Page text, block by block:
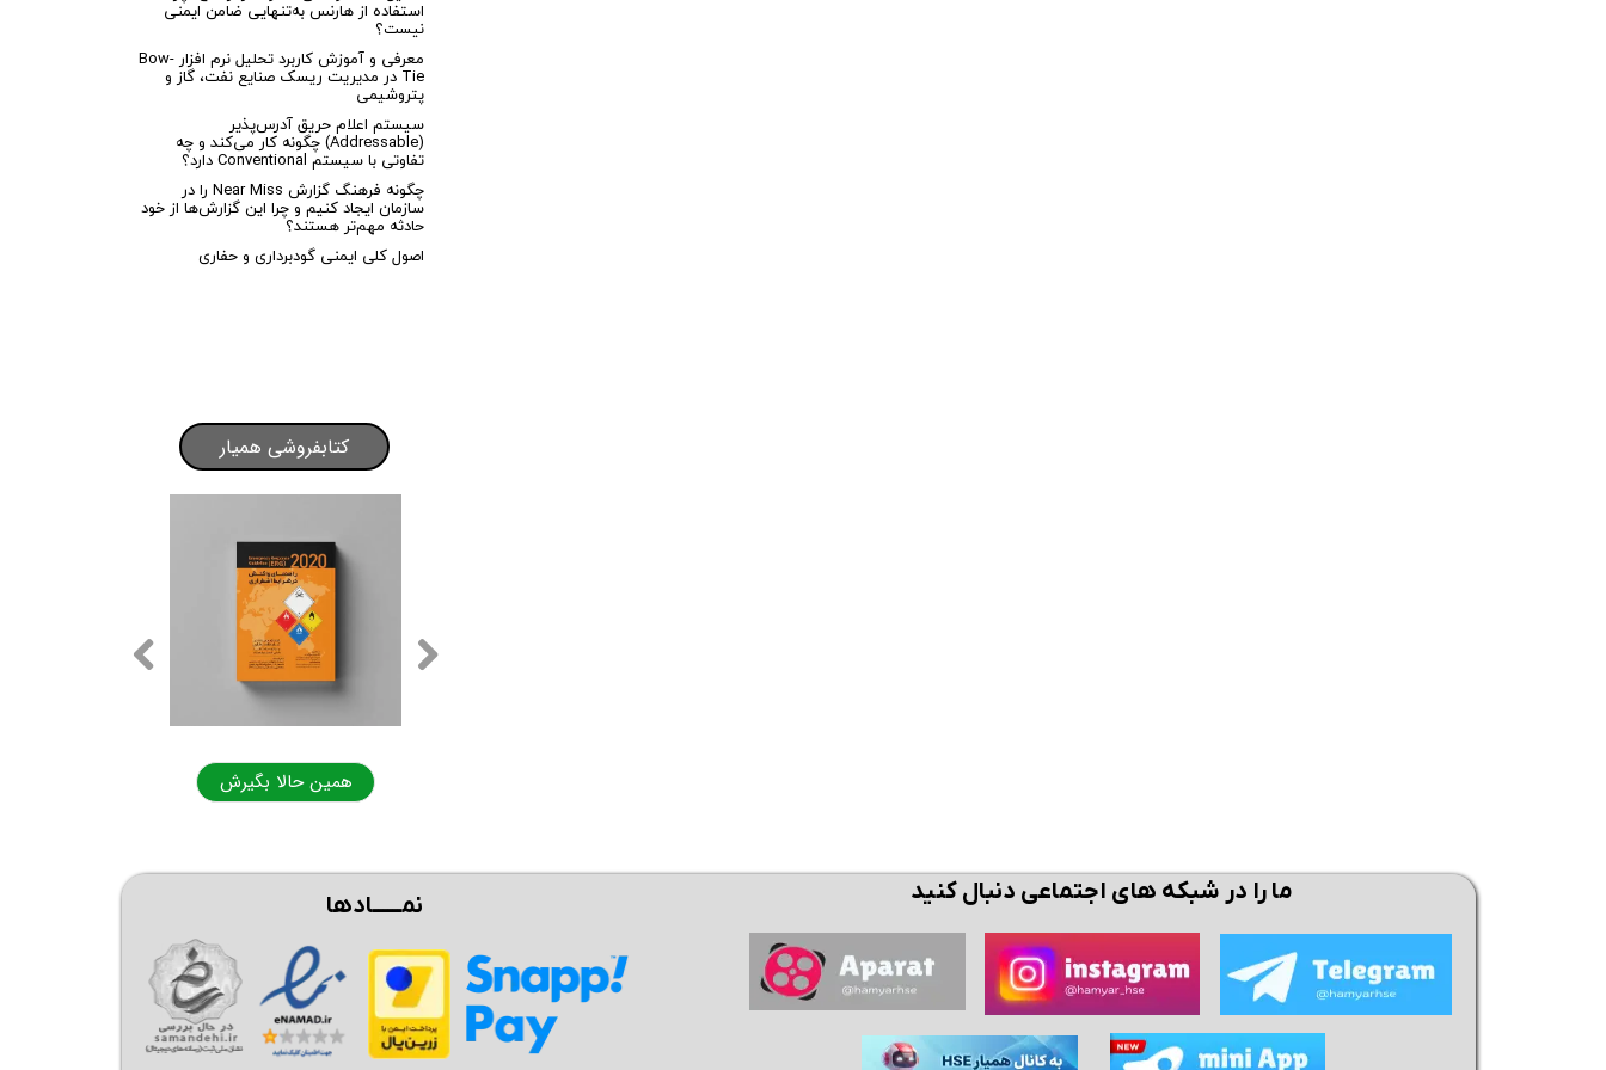
استفاده از هارنس به‌تنهایی ضامن ایمنی
نیست؟
معرفی و آموزش کاربرد تحلیل نرم افزار Bow-
Tie در مدیریت ریسک صنایع نفت، گاز و
پتروشیمی
سیستم اعلام حریق آدرس‌پذیر
(Addressable) چگونه کار می‌کند و چه
تفاوتی با سیستم Conventional دارد؟
چگونه فرهنگ گزارش Near Miss را در
سازمان ایجاد کنیم و چرا این گزارش‌ها از خود
حادثه مهم‌تر هستند؟
اصول کلی ایمنی گودبرداری و حفاری
کتابفروشی همیار
همین حالا بگیرش
ما را در شبکه های اجتماعی دنبال کنید نمــــــادها